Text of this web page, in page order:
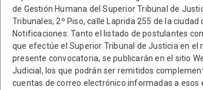
de Gestión Humana del Superior Tribunal de
Tribunales, 2º Piso, calle Laprida 255 de la ciudad
Notificaciones: Tanto el listado de postulantes
que efectúe el Superior Tribunal de Justicia en el
presente convocatoria, se publicarán en el sitio
Judicial, los que podrán ser remitidos
cuentas de correo electrónico informadas a esos